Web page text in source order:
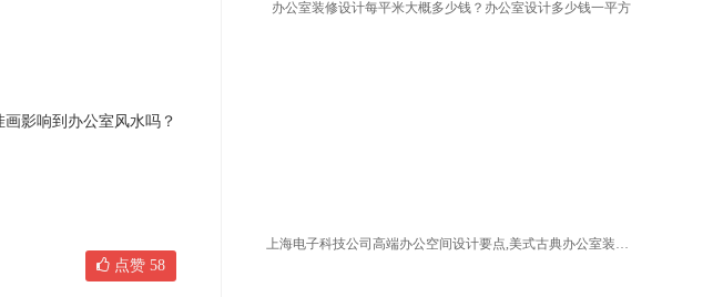
画影响到办公室风水吗？
点赞 58
办公室装修设计每平米大概多少钱？办公室设计多少钱一平方